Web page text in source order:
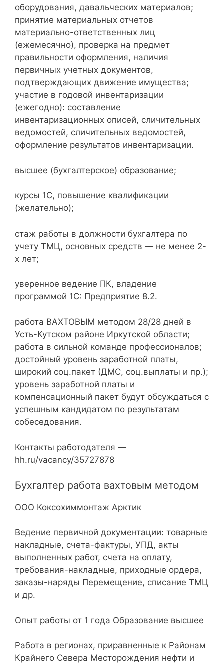
оборудования, давальческих материалов;
принятие материальных отчетов
материально-ответственных лиц
(ежемесячно), проверка на предмет
правильности оформления, наличия
первичных учетных документов,
подтверждающих движение имущества;
участие в годовой инвентаризации
(ежегодно): составление
инвентаризационных описей, сличительных
ведомостей, сличительных ведомостей,
оформление результатов инвентаризации.
высшее (бухгалтерское) образование;
курсы 1С, повышение квалификации
(желательно);
стаж работы в должности бухгалтера по
учету ТМЦ, основных средств — не менее 2-
х лет;
уверенное ведение ПК, владение
программой 1С: Предприятие 8.2.
работа ВАХТОВЫМ методом 28/28 дней в
Усть-Кутском районе Иркутской области;
работа в сильной команде профессионалов;
достойный уровень заработной платы,
широкий соц.пакет (ДМС, соц.выплаты и пр.);
уровень заработной платы и
компенсационный пакет будут обсуждаться с
успешным кандидатом по результатам
собеседования.
Контакты работодателя —
hh.ru/vacancy/35727878
Бухгалтер работа вахтовым методом
ООО Коксохиммонтаж Арктик
Ведение первичной документации: товарные
накладные, счета-фактуры, УПД, акты
выполненных работ, счета на оплату,
требования-накладные, приходные ордера,
заказы-наряды Перемещение, списание ТМЦ
и др.
Опыт работы от 1 года Образование высшее
Работа в регионах, приравненные к Районам
Крайнего Севера Месторождения нефти и